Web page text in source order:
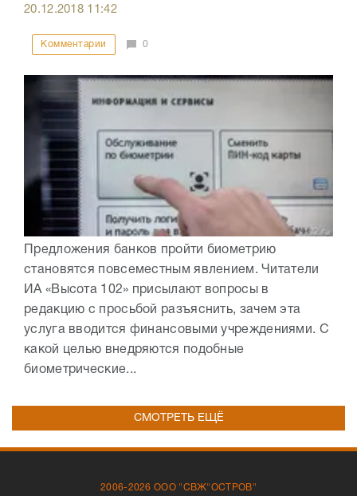
20.12.2018 11:42
Комментарии 0
Предложения банков пройти биометрию
становятся повсеместным явлением. Читатели
ИА «Высота 102» присылают вопросы в
редакцию с просьбой разъяснить, зачем эта
услуга вводится финансовыми учреждениями. С
какой целью внедряются подобные
биометрические...
СМОТРЕТЬ ЕЩЁ
2006-2026 ООО "СВЖ"ОСТРОВ"